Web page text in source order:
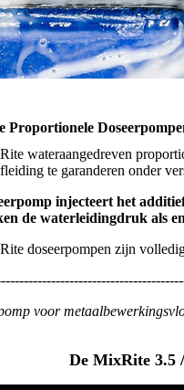
Proportionele
wateraangedreven
te garanderen onder
injecteert het
de waterleidingdruk als
doseerpompen zijn
voor
De MixRite 3.5